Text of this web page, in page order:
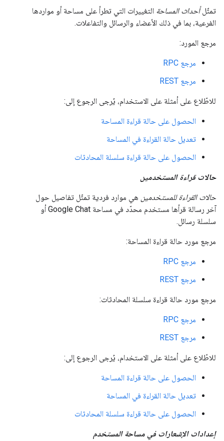
تمثّلأحداث المساحة التغييرات التي تطرأ على مساحة أو مواردها
الفرعية، بما في ذلك الأعضاء والرسائل والتفاعلات.
مرجع المورد:
مرجع RPC
مرجع REST
للاطّلاع على أمثلة على الاستخدام، يُرجى الرجوع إلى:
الحصول على حالة قراءة المساحة
تعديل حالة القراءة في المساحة
الحصول على حالة قراءة سلسلة المحادثات
حالات قراءة المستخدمين
حالات القراءة للمستخدمين هي موارد فردية تمثّل تفاصيل حول
آخر رسالة قرأها مستخدم محدّد في مساحة Google Chat أو
سلسلة رسائل.
مرجع مورد حالة قراءة المساحة:
مرجع RPC
مرجع REST
مرجع مورد حالة قراءة سلسلة المحادثات:
مرجع RPC
مرجع REST
للاطّلاع على أمثلة على الاستخدام، يُرجى الرجوع إلى:
الحصول على حالة قراءة المساحة
تعديل حالة القراءة في المساحة
الحصول على حالة قراءة سلسلة المحادثات
إعدادات الإشعارات في مساحة المستخدم